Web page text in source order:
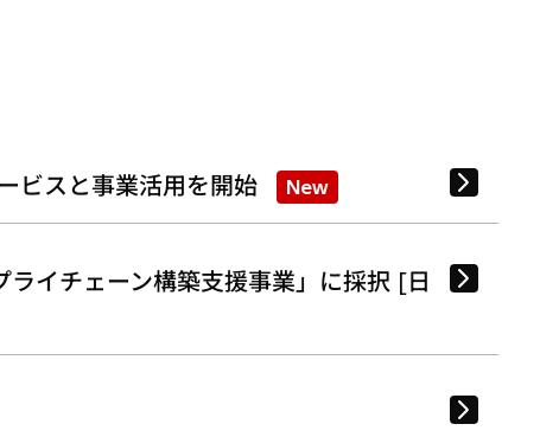
ビスと事業活用を開始 New
イチェーン構築支援事業」に採択 [日